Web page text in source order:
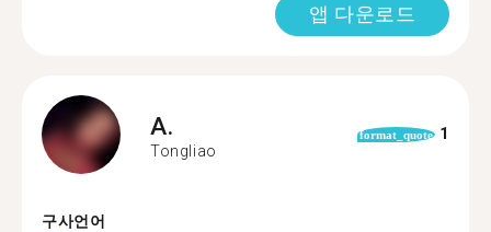
앱 다운로드
A.
Tongliao
format_quote 1
구사언어